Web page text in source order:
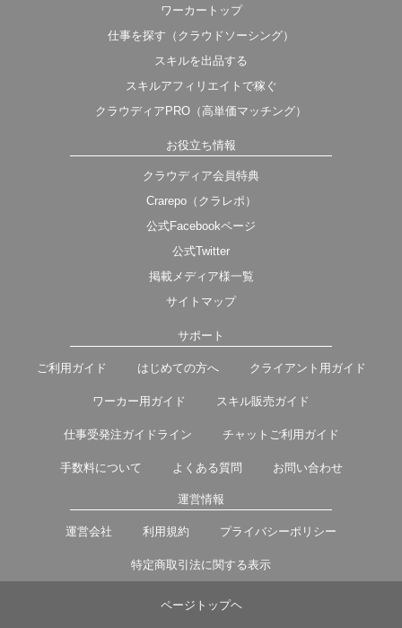
ワーカートップ
仕事を探す（クラウドソーシング）
スキルを出品する
スキルアフィリエイトで稼ぐ
クラウディアPRO（高単価マッチング）
お役立ち情報
クラウディア会員特典
Crarepo（クラレポ）
公式Facebookページ
公式Twitter
掲載メディア様一覧
サイトマップ
サポート
ご利用ガイド はじめての方へ クライアント用ガイド
ワーカー用ガイド スキル販売ガイド
仕事受発注ガイドライン チャットご利用ガイド
手数料について よくある質問 お問い合わせ
運営情報
運営会社 利用規約 プライバシーポリシー
特定商取引法に関する表示
ページトップヘ